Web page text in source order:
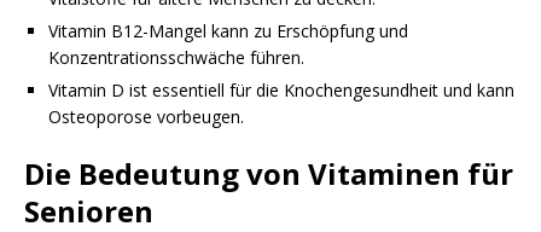
Vitamin B12-Mangel kann zu Erschöpfung und
Konzentrationsschwäche führen.
Vitamin D ist essentiell für die Knochengesundheit und kann
Osteoporose vorbeugen.
Die Bedeutung von Vitaminen für
Senioren